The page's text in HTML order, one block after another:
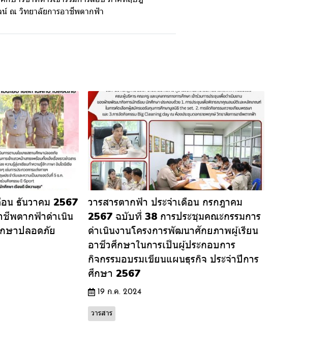
น์ ณ วิทยาลัยการอาชีพตากฟ้า
อน ธันวาคม 2567
พตากฟ้าดำเนิน
ษาปลอดภัย
วารสารตากฟ้า ประจำเดือน กรกฎาคม
2567 ฉบับที่ 38 การประชุมคณะกรรมการ
ดำเนินงานโครงการพัฒนาศักยภาพผู้เรียน
อาชีวศึกษาในการเป็นผู้ประกอบการ
กิจกรรมอบรมเขียนแผนธุรกิจ ประจำปีการ
ศึกษา 2567
19 ก.ค. 2024
วารสาร